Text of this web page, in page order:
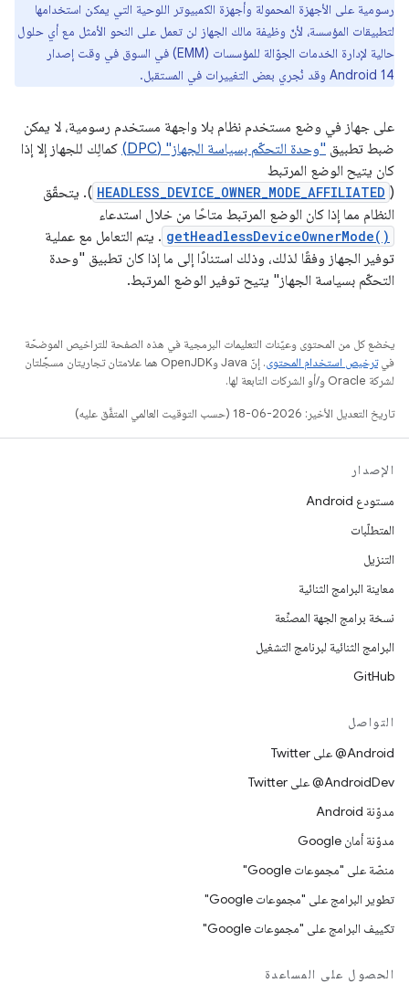
رسومية على الأجهزة المحمولة وأجهزة الكمبيوتر اللوحية التي يمكن استخدامها
لتطبيقات المؤسسة، لأنّ وظيفة مالك الجهاز لن تعمل على النحو الأمثل مع أي حلول
حالية لإدارة الخدمات الجوّالة للمؤسسات (EMM) في السوق في وقت إصدار
Android 14 وقد نُجري بعض التغييرات في المستقبل.
على جهاز في وضع مستخدم نظام بلا واجهة مستخدم رسومية، لا يمكن
ضبط تطبيق "وحدة التحكّم بسياسة الجهاز" (DPC)
كمالِك للجهاز إلا إذا
كان يتيح الوضع المرتبط
(
HEADLESS_DEVICE_OWNER_MODE_AFFILIATED ). يتحقّق
النظام مما إذا كان الوضع المرتبط متاحًا من خلال استدعاء
getHeadlessDeviceOwnerMode() . يتم التعامل مع عملية
توفير الجهاز وفقًا لذلك، وذلك استنادًا إلى ما إذا كان تطبيق "وحدة
التحكّم بسياسة الجهاز" يتيح توفير الوضع المرتبط.
يخضع كل من المحتوى وعيّنات التعليمات البرمجية في هذه الصفحة للتراخيص الموضحّة
فيترخيص استخدام المحتوى
. إنّ Java وOpenJDK هما علامتان تجاريتان مسجَّلتان
لشركة Oracle و/أو الشركات التابعة لها.
تاريخ التعديل الأخير: 2026-06-18 (حسب التوقيت العالمي المتفَّق عليه)
الإصدار
مستودع Android
المتطلّبات
التنزيل
معاينة البرامج الثنائية
نسخة برامج الجهة المصنِّعة
البرامج الثنائية لبرنامج التشغيل
GitHub
التواصل
‎@Android على Twitter
‎@AndroidDev على Twitter
مدوّنة Android
مدوّنة أمان Google
منصّة على "مجموعات Google"
تطوير البرامج على "مجموعات Google"
تكييف البرامج على "مجموعات Google"
الحصول على المساعدة